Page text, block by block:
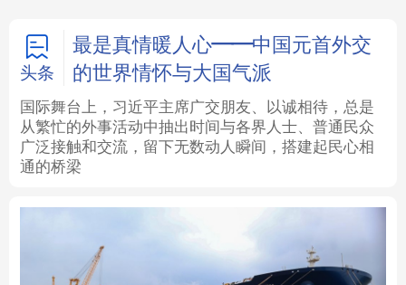
学术中国 乡村振兴 银龄 溯源中国
城市 旅游 能源
彩票 娱乐 时尚 悦读
公益
头条
最是真情暖人心——中国元首外交
的世界情怀与大国气派
国际舞台上，习近平主席广交朋友、以诚相待，总是
从繁忙的外事活动中抽出时间与各界人士、普通民众
广泛接触和交流，留下无数动人瞬间，搭建起民心相
通的桥梁